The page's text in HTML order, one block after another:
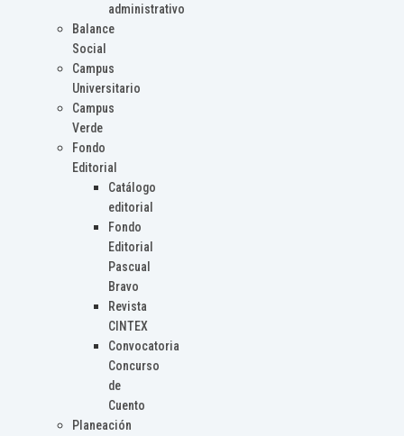
administrativo
Balance
Social
Campus
Universitario
Campus
Verde
Fondo
Editorial
Catálogo
editorial
Fondo
Editorial
Pascual
Bravo
Revista
CINTEX
Convocatoria
Concurso
de
Cuento
Planeación